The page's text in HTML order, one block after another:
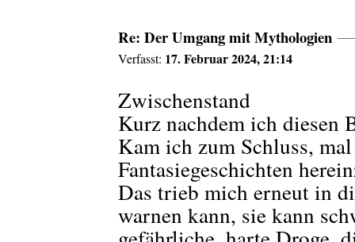
Re: Der Umgang mit Mythologien
Verfasst: 17. Februar 2024, 21:14
Zwischenstand
Kurz nachdem ich diesen
Kam ich zum Schluss,
Fantasiegeschichten
Das trieb mich erneut in
warnen kann, sie kann